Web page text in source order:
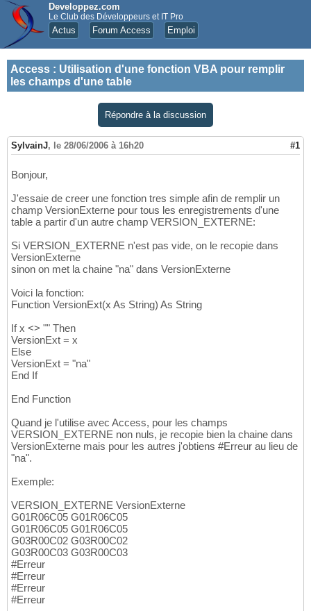
Developpez.com
Le Club des Développeurs et IT Pro
Actus Forum Access Emploi
Access : Utilisation d'une fonction VBA pour remplir
les champs d'une table
Répondre à la discussion
SylvainJ, le 28/06/2006 à 16h20 #1
Bonjour,
J'essaie de creer une fonction tres simple afin de remplir un
champ VersionExterne pour tous les enregistrements d'une
table a partir d'un autre champ VERSION_EXTERNE:
Si VERSION_EXTERNE n'est pas vide, on le recopie dans
VersionExterne
sinon on met la chaine "na" dans VersionExterne
Voici la fonction:
Function VersionExt(x As String) As String
If x <> "" Then
VersionExt = x
Else
VersionExt = "na"
End If
End Function
Quand je l'utilise avec Access, pour les champs
VERSION_EXTERNE non nuls, je recopie bien la chaine dans
VersionExterne mais pour les autres j'obtiens #Erreur au lieu de
"na".
Exemple:
VERSION_EXTERNE VersionExterne
G01R06C05 G01R06C05
G01R06C05 G01R06C05
G03R00C02 G03R00C02
G03R00C03 G03R00C03
#Erreur
#Erreur
#Erreur
#Erreur